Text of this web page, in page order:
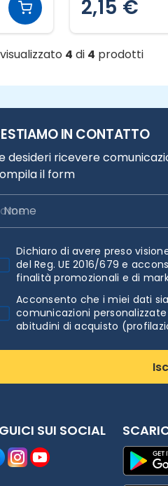
2,15 €
4 di 4 prodotti
IN CONTATTO
desideri ricevere
il form
Nome
Dichiaro di avere preso
del Reg. UE 2016/679 e
finalità promozionali e di
Acconsento che i miei dati
comunicazioni
abitudini di acquisto
SUI SOCIAL